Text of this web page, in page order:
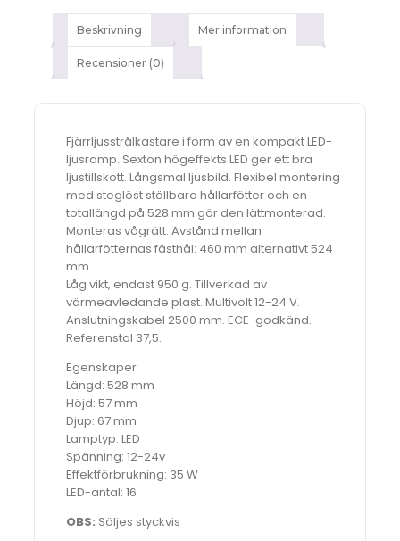
Beskrivning Mer information
Recensioner (0)
Fjärrljusstrålkastare i form av en kompakt LED-
ljusramp. Sexton högeffekts LED ger ett bra
ljustillskott. Långsmal ljusbild. Flexibel montering
med steglöst ställbara hållarfötter och en
totallängd på 528 mm gör den lättmonterad.
Monteras vågrätt. Avstånd mellan
hållarfötternas fästhål: 460 mm alternativt 524
mm.
Låg vikt, endast 950 g. Tillverkad av
värmeavledande plast. Multivolt 12-24 V.
Anslutningskabel 2500 mm. ECE-godkänd.
Referenstal 37,5.
Egenskaper
Längd: 528 mm
Höjd: 57 mm
Djup: 67 mm
Lamptyp: LED
Spänning: 12-24v
Effektförbrukning: 35 W
LED-antal: 16
OBS: Säljes styckvis